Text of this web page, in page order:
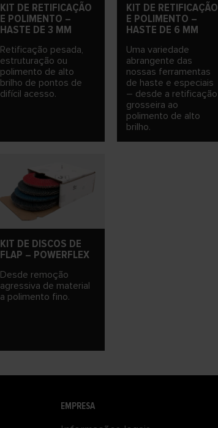
KIT DE RETIFICAÇÃO
E POLIMENTO –
HASTE DE 3 MM
Retificação pesada,
estruturação ou
polimento de alto
brilho de pontos de
difícil acesso.
KIT DE RETIFICAÇÃO
E POLIMENTO –
HASTE DE 6 MM
Uma variedade
abrangente das
nossas ferramentas
de haste e especiais
– desde a retificação
grosseira ao
polimento de alto
brilho.
KIT DE DISCOS DE
FLAP – POWERFLEX
Desde remoção
agressiva de material
a polimento fino.
EMPRESA